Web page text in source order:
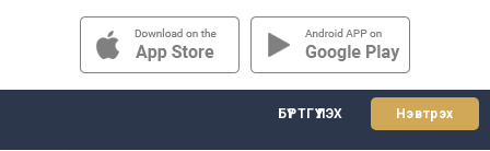
БҮРТГҮҮЛЭХ Нэвтрэх